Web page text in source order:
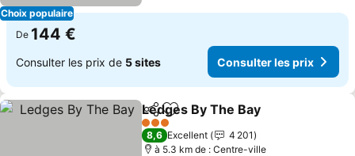
Choix populaire
De 144 €
Consulter les prix de 5 sites Consulter les prix
PartagerAjouter à mes favoris
Ledges By The Bay
3 Étoiles
8,6 Excellent
4 201
à 5.3 km de : Centre-ville